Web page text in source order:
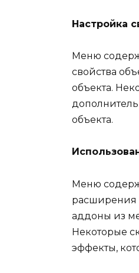
Настройка
Меню
свойства
объекта.
объекта.
Меню
расширения
аддоны из
Некоторые
эффекты,